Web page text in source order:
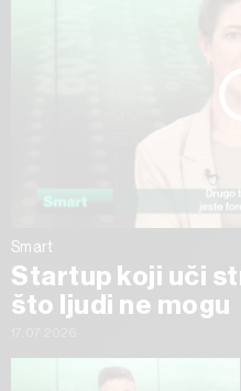
Smart
Startup koji uči
što ljudi ne mogu